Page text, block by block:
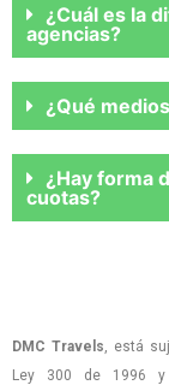
¿Cuál es la
agencias?
¿Qué
¿Hay forma
cuotas?
DMC Travels, está
Ley 300 de 1996 y